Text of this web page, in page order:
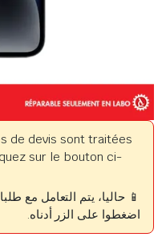
de devis sont traitées
sur le bouton ci-
📱 حاليا، يتم التعامل مع
اضغطوا على الزر أدناه.